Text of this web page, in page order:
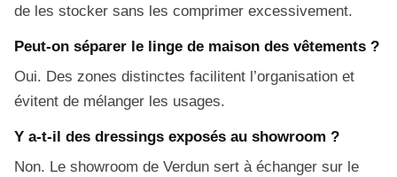
de les stocker sans les comprimer excessivement.
Peut-on séparer le linge de maison des vêtements ?
Oui. Des zones distinctes facilitent l’organisation et
évitent de mélanger les usages.
Y a-t-il des dressings exposés au showroom ?
Non. Le showroom de Verdun sert à échanger sur le